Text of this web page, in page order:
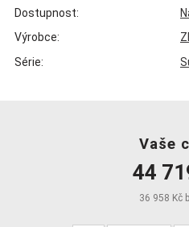
Dostupnost:
Výrobce:
Série:
Vaše
44
36 958 Kč